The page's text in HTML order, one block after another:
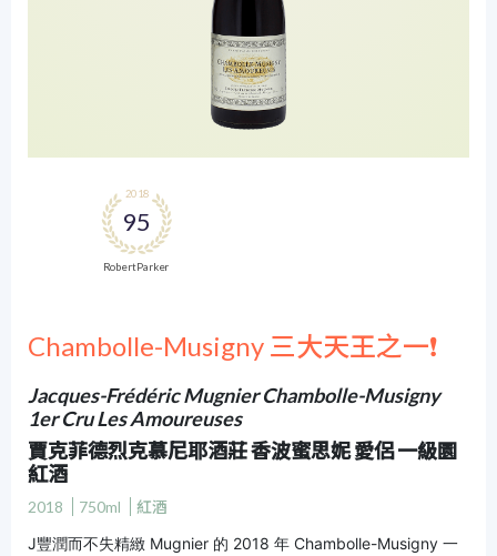
2018
95
Robert Parker
Chambolle-Musigny 三大天王之一❗
Jacques-Frédéric Mugnier Chambolle-Musigny
1er Cru Les Amoureuses
賈克菲德烈克慕尼耶酒莊 香波蜜思妮 愛侶 一級園
紅酒
2018 750ml
紅酒
J豐潤而不失精緻 Mugnier 的 2018 年 Chambolle-Musigny 一